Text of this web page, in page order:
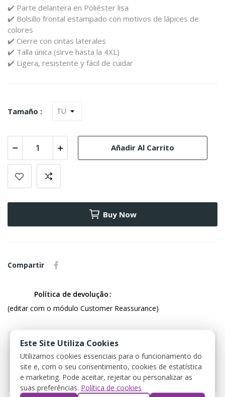
✔️ Parte delantera en Poliéster lisa
✔️ Bolsillo frontal estampado con motivos de lápices de
colores
✔️ Cierre con cintas laterales
✔️ Talla única (sirve hasta la 4XL)
✔️ Ligera, resistente y fácil de cuidar
Tamaño :
Añadir Al Carrito
Buy Now
Compartir
Política de devolução
(editar com o módulo Customer Reassurance)
Guarantee safe & secure checkout
Este Site Utiliza Cookies
Utilizamos cookies essenciais para o funcionamento do
site e, com o seu consentimento, cookies de estatística
e marketing. Pode aceitar, rejeitar ou personalizar as
suas preferências. Política de cookies